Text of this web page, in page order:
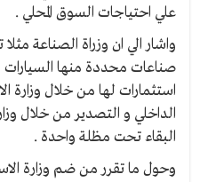
علي احتياجات السوق المحلي .
واشار الي ان وزراة الصناعة
صناعات محددة منها
استثمارات لها من خلال وزارة
الداخلي و التصدير من خلال
البقاء تحت مظلة واحدة .
وحول ما تقرر من ضم وزارة